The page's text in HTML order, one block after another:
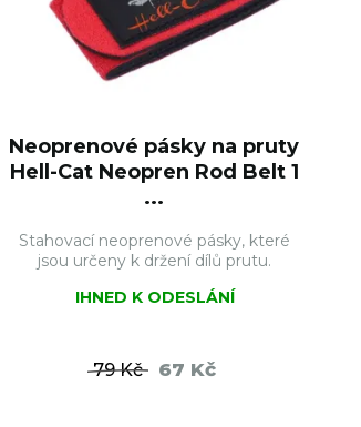
Neoprenové pásky na pruty
Hell-Cat Neopren Rod Belt 1
...
Stahovací neoprenové pásky, které
jsou určeny k držení dílů prutu.
IHNED K ODESLÁNÍ
79 Kč 67 Kč